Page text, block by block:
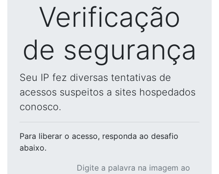
Verificação
de segurança
Seu IP fez diversas tentativas de
acessos suspeitos a sites hospedados
conosco.
Para liberar o acesso, responda ao desafio
abaixo.
Digite a palavra na imagem ao